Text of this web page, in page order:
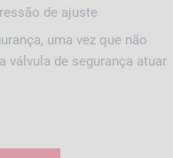
de ajuste
uma vez que não
válvula de segurança atuar